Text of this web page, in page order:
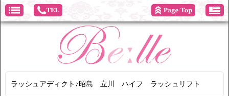
ラッシュアディクト♪昭島 立川 ハイフ ラッシュリフト